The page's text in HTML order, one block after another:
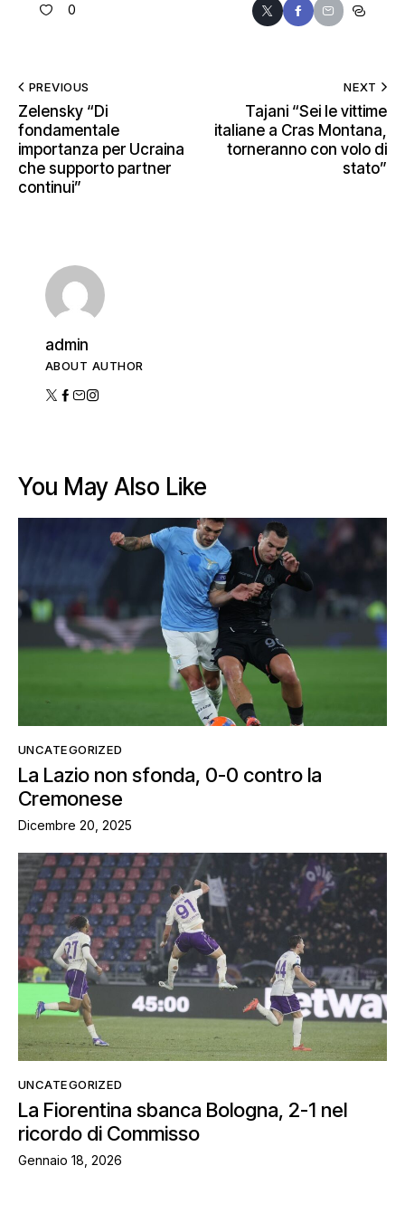
0
PREVIOUS
Zelensky “Di
fondamentale
importanza per Ucraina
che supporto partner
continui”
NEXT
Tajani “Sei le vittime
italiane a Cras Montana,
torneranno con volo di
stato”
admin
ABOUT AUTHOR
You May Also Like
UNCATEGORIZED
La Lazio non sfonda, 0-0 contro la
Cremonese
Dicembre 20, 2025
UNCATEGORIZED
La Fiorentina sbanca Bologna, 2-1 nel
ricordo di Commisso
Gennaio 18, 2026